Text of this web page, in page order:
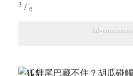
3 / 6
Advertisements